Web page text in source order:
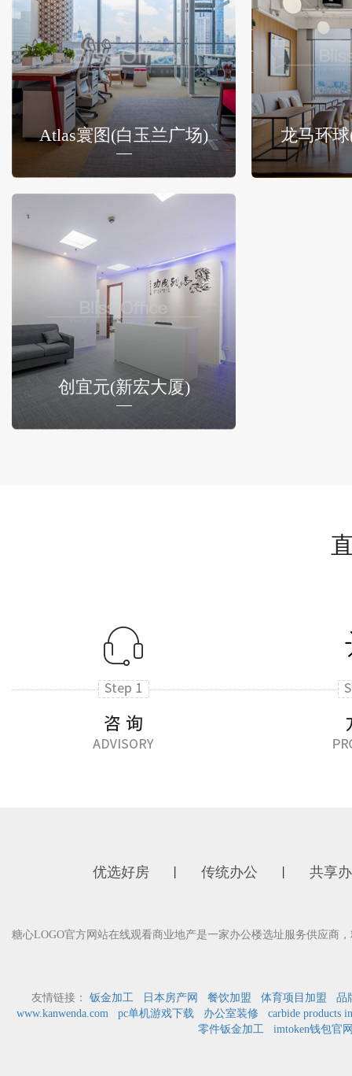
Atlas寰图(白玉兰广场) 龙马环
创宜元(新宏大厦)
优选好房 传统办公 共享
糖心LOGO官方网站在线观看商业地产是一家办公楼选址服务供应商
友情链接： 钣金加工 日本房产网 餐饮加盟 体育项目加盟
品
www.kanwenda.com
pc单机游戏下载 办公室装修
carbide products
零件钣金加工
imtoken钱包官